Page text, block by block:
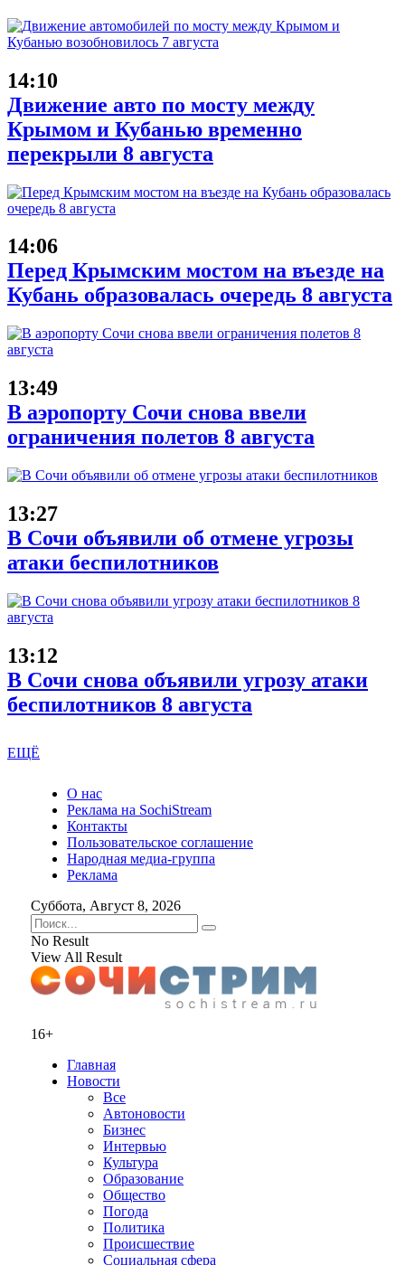
14:10
Движение авто по мосту между
Крымом и Кубанью временно
перекрыли 8 августа
14:06
Перед Крымским мостом на въезде на
Кубань образовалась очередь 8 августа
13:49
В аэропорту Сочи снова ввели
ограничения полетов 8 августа
13:27
В Сочи объявили об отмене угрозы
атаки беспилотников
13:12
В Сочи снова объявили угрозу атаки
беспилотников 8 августа
ЕЩЁ
О нас
Реклама на SochiStream
Контакты
Пользовательское соглашение
Народная медиа-группа
Реклама
Суббота, Август 8, 2026
No Result
View All Result
16+
Главная
Новости
Все
Автоновости
Бизнес
Интервью
Культура
Образование
Общество
Погода
Политика
Происшествие
Социальная сфера